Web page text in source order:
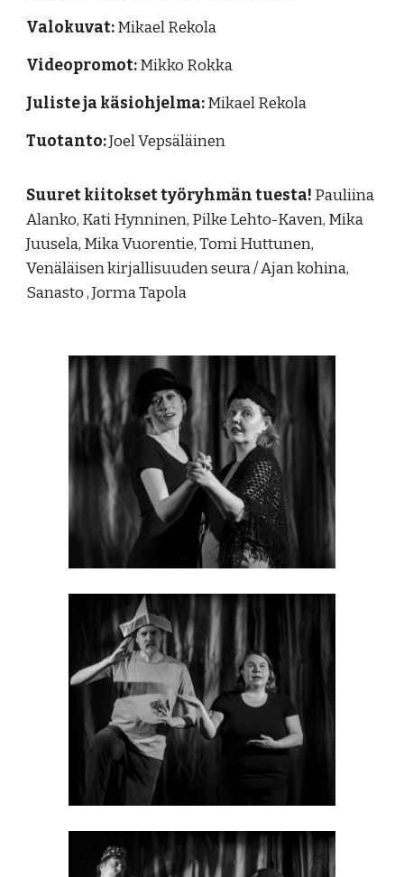
Valokuvat:Mikael Rekola
Videopromot:Mikko Rokka
Juliste ja käsiohjelma:Mikael Rekola
Tuotanto:Joel Vepsäläinen
Suuret kiitokset työryhmän tuesta! Pauliina
Alanko, Kati Hynninen, Pilke Lehto-Kaven, Mika
Juusela, Mika Vuorentie, Tomi Huttunen,
Venäläisen kirjallisuuden seura / Ajan kohina,
Sanasto , Jorma Tapola